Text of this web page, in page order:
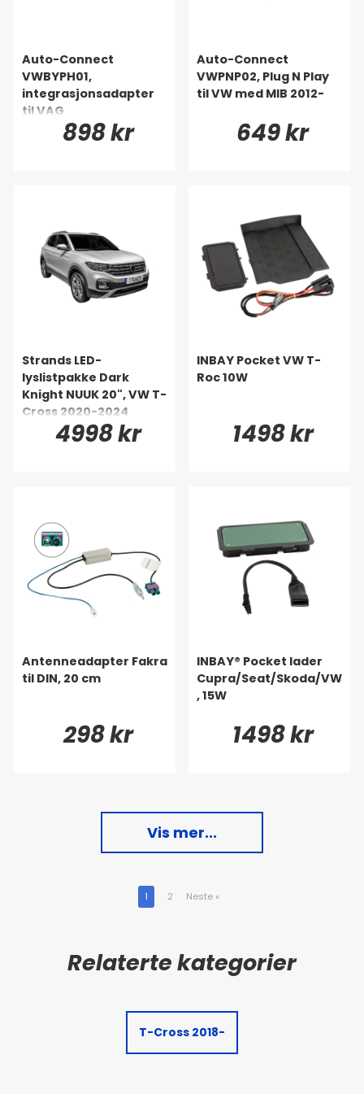
Auto-Connect
VWBYPH01,
integrasjonsadapter
til VAG
898 kr
Auto-Connect
VWPNP02, Plug N Play
til VW med MIB 2012-
649 kr
Strands LED-
lyslistpakke Dark
Knight NUUK 20", VW T-
Cross 2020-2024
4998 kr
INBAY Pocket VW T-
Roc 10W
1498 kr
Antenneadapter Fakra
til DIN, 20 cm
298 kr
INBAY® Pocket lader
Cupra/Seat/Skoda/VW
, 15W
1498 kr
Vis mer...
1 2 Neste »
T-Cross 2018-